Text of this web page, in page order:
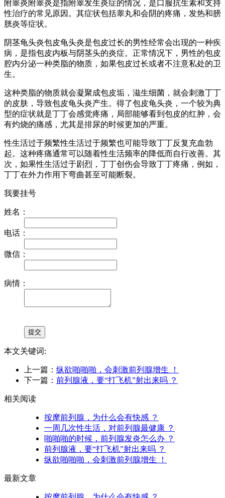
附睾炎附睾炎是指附睾发生炎症的情况，是口服抗生素和支持
性治疗的常见原因。其症状包括睾丸和会阴的疼痛，发热和膀
胱炎等症状。
阴茎龟头炎包皮龟头炎是包皮过长的男性经常会出现的一种疾
病，是指包皮内板与阴茎头的炎症。正常情况下，男性的包皮
腔内分泌一种类脂的物质，如果包皮过长或者不注意私处的卫
生。
这种类脂的物质就会凝聚成包皮垢，滋生细菌，就会刺激丁丁
的皮肤，导致包皮龟头炎产生。得了包皮龟头炎，一个较为典
型的症状就是丁丁会感觉疼痛，局部能够看到包皮的红肿，会
有灼烧的痛感，尤其是排尿的时候更加的严重。
性生活过于频繁性生活过于频繁也可能导致丁丁反复充血勃
起。这种疼痛通常可以随着性生活频率的降低而自行改善。其
次，如果性生活过于剧烈，丁丁创伤会导致丁丁疼痛，例如，
丁丁在外力作用下弯曲甚至可能断裂。
我要挂号
姓名：
电话：
微信：
病情：
本文关键词:
上一篇： 纵欲啪啪啪，会刺激前列腺增生 ！
下一篇： 前列腺液，要“打飞机”射出来吗 ？
相关阅读
按摩前列腺，为什么会有快感 ？
一周几次性生活，对前列腺最健康 ？
啪啪啪的时候，前列腺发炎怎么办 ？
前列腺液，要“打飞机”射出来吗 ？
纵欲啪啪啪，会刺激前列腺增生 ！
最新文章